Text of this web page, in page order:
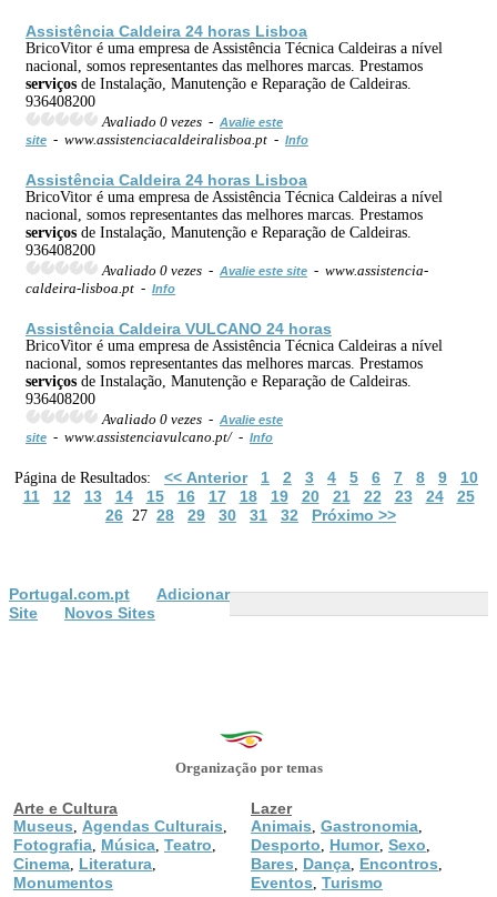
Assistência Caldeira 24 horas Lisboa
BricoVitor é uma empresa de Assistência Técnica Caldeiras a nível
nacional, somos representantes das melhores marcas. Prestamos
serviços de Instalação, Manutenção e Reparação de Caldeiras.
936408200
Avaliado 0 vezes - Avalie este
site - www.assistenciacaldeiralisboa.pt - Info
Assistência Caldeira 24 horas Lisboa
BricoVitor é uma empresa de Assistência Técnica Caldeiras a nível
nacional, somos representantes das melhores marcas. Prestamos
serviços de Instalação, Manutenção e Reparação de Caldeiras.
936408200
Avaliado 0 vezes - Avalie este site - www.assistencia-
caldeira-lisboa.pt - Info
Assistência Caldeira VULCANO 24 horas
BricoVitor é uma empresa de Assistência Técnica Caldeiras a nível
nacional, somos representantes das melhores marcas. Prestamos
serviços de Instalação, Manutenção e Reparação de Caldeiras.
936408200
Avaliado 0 vezes - Avalie este
site - www.assistenciavulcano.pt/ - Info
Página de Resultados: << Anterior 1 2 3 4 5 6 7 8 9
10
11
12 13 14 15 16 17 18 19 20 21 22 23 24
25
26 27 28 29 30 31 32 Próximo >>
Portugal.com.pt
Adicionar
Site
Novos Sites
Organização por temas
Arte e Cultura
Museus
Agendas Culturais
Fotografia Música Teatro
Cinema Literatura
Monumentos
Lazer
Animais Gastronomia
Desporto Humor, Sexo
Bares Dança Encontros
Eventos Turismo